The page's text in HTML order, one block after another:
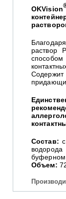
OKVision
раствор
Е
Состав:
буферном
Объем: